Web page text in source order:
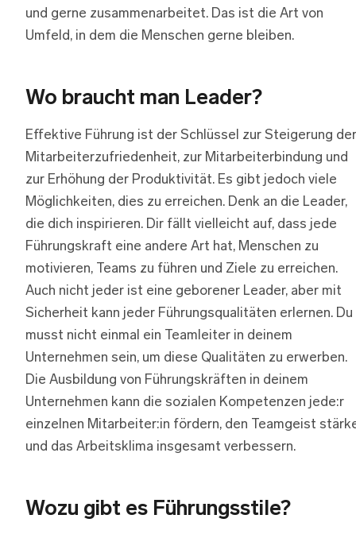
und gerne zusammenarbeitet. Das ist die Art von
Umfeld, in dem die Menschen gerne bleiben.
Wo braucht man Leader?
Effektive Führung ist der Schlüssel zur Steigerung der
Mitarbeiterzufriedenheit, zur Mitarbeiterbindung und
zur Erhöhung der Produktivität. Es gibt jedoch viele
Möglichkeiten, dies zu erreichen. Denk an die Leader,
die dich inspirieren. Dir fällt vielleicht auf, dass jede
Führungskraft eine andere Art hat, Menschen zu
motivieren, Teams zu führen und Ziele zu erreichen.
Auch nicht jeder ist eine geborener Leader, aber mit
Sicherheit kann jeder Führungsqualitäten erlernen. Du
musst nicht einmal ein Teamleiter in deinem
Unternehmen sein, um diese Qualitäten zu erwerben.
Die Ausbildung von Führungskräften in deinem
Unternehmen kann die sozialen Kompetenzen jede:r
einzelnen Mitarbeiter:in fördern, den Teamgeist
und das Arbeitsklima insgesamt verbessern.
Wozu gibt es Führungsstile?